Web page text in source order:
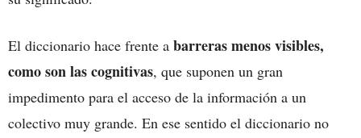
El diccionario hace frente a barreras menos visibles,
como son las cognitivas, que suponen un gran
impedimento para el acceso de la información a un
colectivo muy grande. En ese sentido el diccionario no